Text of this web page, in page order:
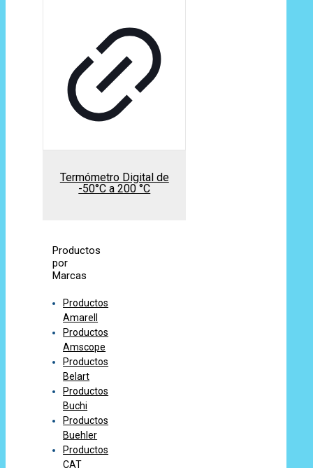
Termómetro Digital de
-50°C a 200 °C
Productos
por
Marcas
Productos
Amarell
Productos
Amscope
Productos
Belart
Productos
Buchi
Productos
Buehler
Productos
CAT